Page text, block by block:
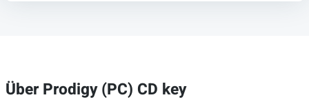
Über Prodigy (PC) CD key